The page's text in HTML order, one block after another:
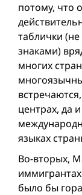
потому, что
таблички
знаками)
многих
центрах, да
языках
Во-вторых,
было бы